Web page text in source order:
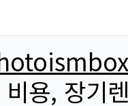
용, 장기